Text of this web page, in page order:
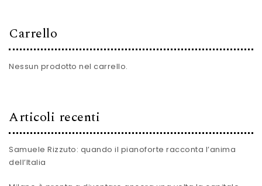
Carrello
Nessun prodotto nel carrello.
Articoli recenti
Samuele Rizzuto: quando il pianoforte racconta l’anima
dell’Italia